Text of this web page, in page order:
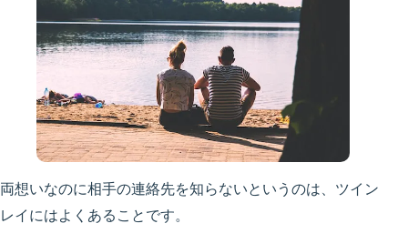
両想いなのに相手の連絡先を知らないというのは、ツイン
レイにはよくあることです。